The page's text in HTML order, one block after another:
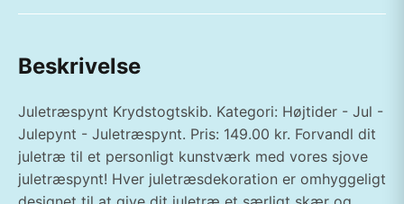
Beskrivelse
Juletræspynt Krydstogtskib. Kategori: Højtider - Jul -
Julepynt - Juletræspynt. Pris: 149.00 kr. Forvandl dit
juletræ til et personligt kunstværk med vores sjove
juletræspynt! Hver juletræsdekoration er omhyggeligt